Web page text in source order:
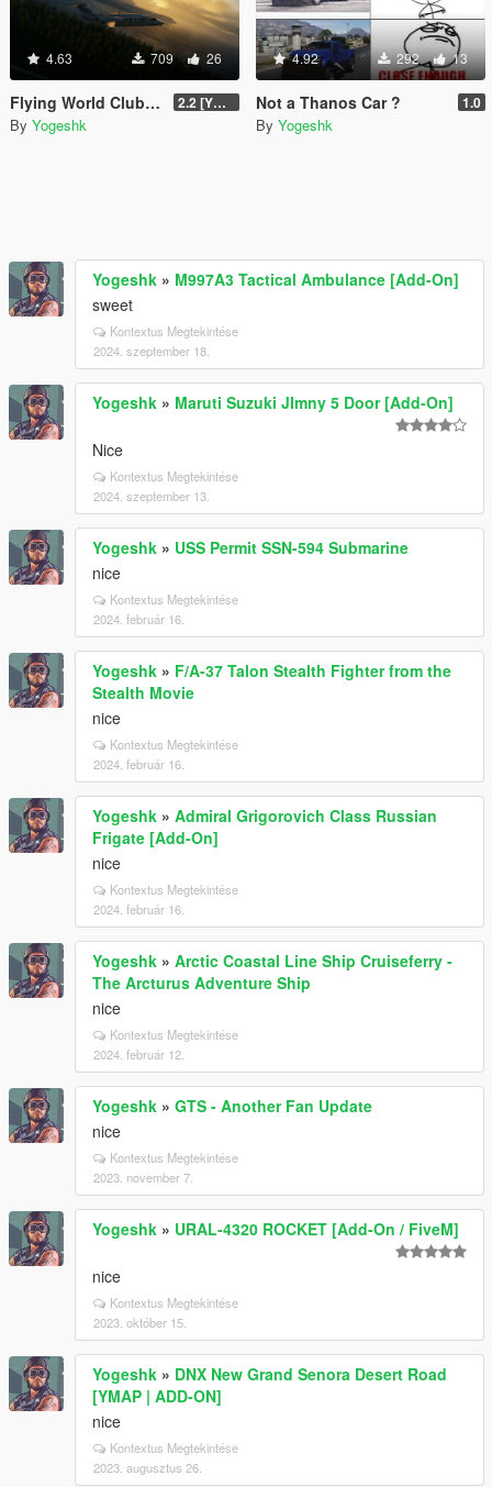
4.63 709 26
Flying World Club - Additional 2.2 [Ymap/Menyoo/Home Invasion]
By Yogeshk
4.92 292 13
Not a Thanos Car ? 1.0
By Yogeshk
Yogeshk » M997A3 Tactical Ambulance [Add-On]
sweet
Kontextus Megtekintése
2024. szeptember 18.
Yogeshk » Maruti Suzuki JImny 5 Door [Add-On]
Nice
Kontextus Megtekintése
2024. szeptember 13.
Yogeshk » USS Permit SSN-594 Submarine
nice
Kontextus Megtekintése
2024. február 16.
Yogeshk » F/A-37 Talon Stealth Fighter from the
Stealth Movie
nice
Kontextus Megtekintése
2024. február 16.
Yogeshk » Admiral Grigorovich Class Russian
Frigate [Add-On]
nice
Kontextus Megtekintése
2024. február 16.
Yogeshk » Arctic Coastal Line Ship Cruiseferry -
The Arcturus Adventure Ship
nice
Kontextus Megtekintése
2024. február 12.
Yogeshk » GTS - Another Fan Update
nice
Kontextus Megtekintése
2023. november 7.
Yogeshk » URAL-4320 ROCKET [Add-On / FiveM]
nice
Kontextus Megtekintése
2023. október 15.
Yogeshk » DNX New Grand Senora Desert Road
[YMAP | ADD-ON]
nice
Kontextus Megtekintése
2023. augusztus 26.